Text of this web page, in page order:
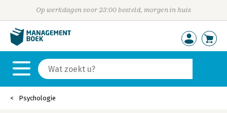
Op werkdagen voor 23:00 besteld, morgen in huis
Psychologie